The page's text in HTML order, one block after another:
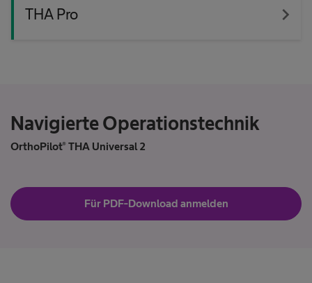
THA Pro navigate_next
Navigierte Operationstechnik
OrthoPilot® THA Universal 2
Für PDF-Download anmelden